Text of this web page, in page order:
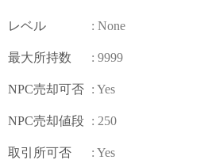
レベル : None
最大所持数 : 9999
NPC売却可否 : Yes
NPC売却値段 : 250
取引所可否 : Yes